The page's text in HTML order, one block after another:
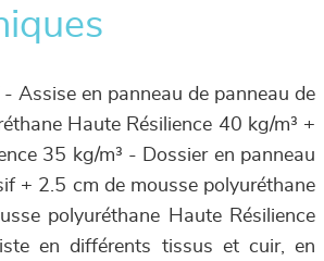
Assise en panneau de panneau de
Haute Résilience 40 kg/m³ +
35 kg/m³ - Dossier en panneau
+ 2.5 cm de mousse polyuréthane
polyuréthane Haute Résilience
en différents tissus et cuir, en